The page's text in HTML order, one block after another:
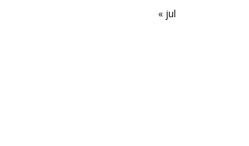
« jul